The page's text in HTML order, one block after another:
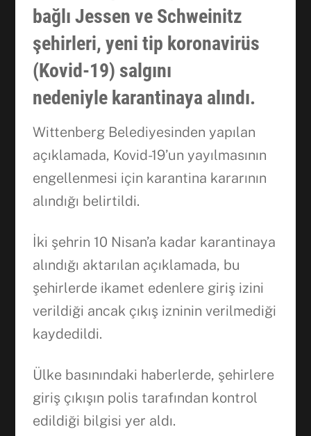
bağlı Jessen ve Schweinitz
şehirleri, yeni tip koronavirüs
(Kovid-19) salgını
nedeniyle karantinaya alındı.
Wittenberg Belediyesinden yapılan
açıklamada, Kovid-19’un yayılmasının
engellenmesi için karantina kararının
alındığı belirtildi.
İki şehrin 10 Nisan’a kadar karantinaya
alındığı aktarılan açıklamada, bu
şehirlerde ikamet edenlere giriş izini
verildiği ancak çıkış izninin verilmediği
kaydedildi.
Ülke basınındaki haberlerde, şehirlere
giriş çıkışın polis tarafından kontrol
edildiği bilgisi yer aldı.